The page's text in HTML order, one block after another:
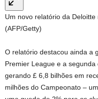
Um novo relatório da
(AFP/Getty)
O relatório destacou ainda a
Premier League e a
gerando £ 6,8 bilhões em
milhões do Campeonato –